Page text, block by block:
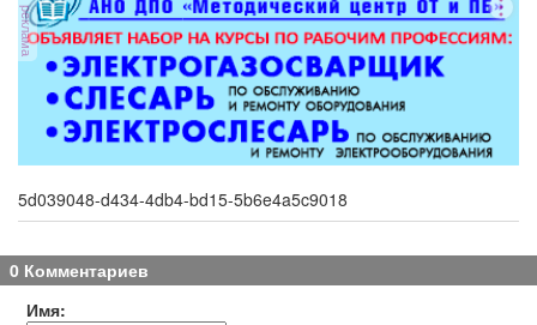
реклама
5d039048-d434-4db4-bd15-5b6e4a5c9018
0 Комментариев
Имя: